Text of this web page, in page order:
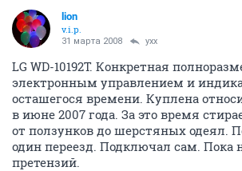
lion
v.i.p.
31 марта 2008 yxx
LG WD-10192T. Конкретная
электронным управлением и
осташегося времени. Куплена
в июне 2007 года. За это время
от ползунков до шерстяных одеял.
один переезд. Подключал сам. Пока
претензий.